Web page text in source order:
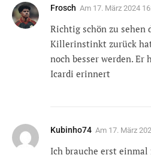
Frosch Am 17. März 2024
Richtig schön zu sehen
Killerinstinkt zurück
noch besser werden. Er
Icardi erinnert
Kubinho74 Am 17. März
Ich brauche erst